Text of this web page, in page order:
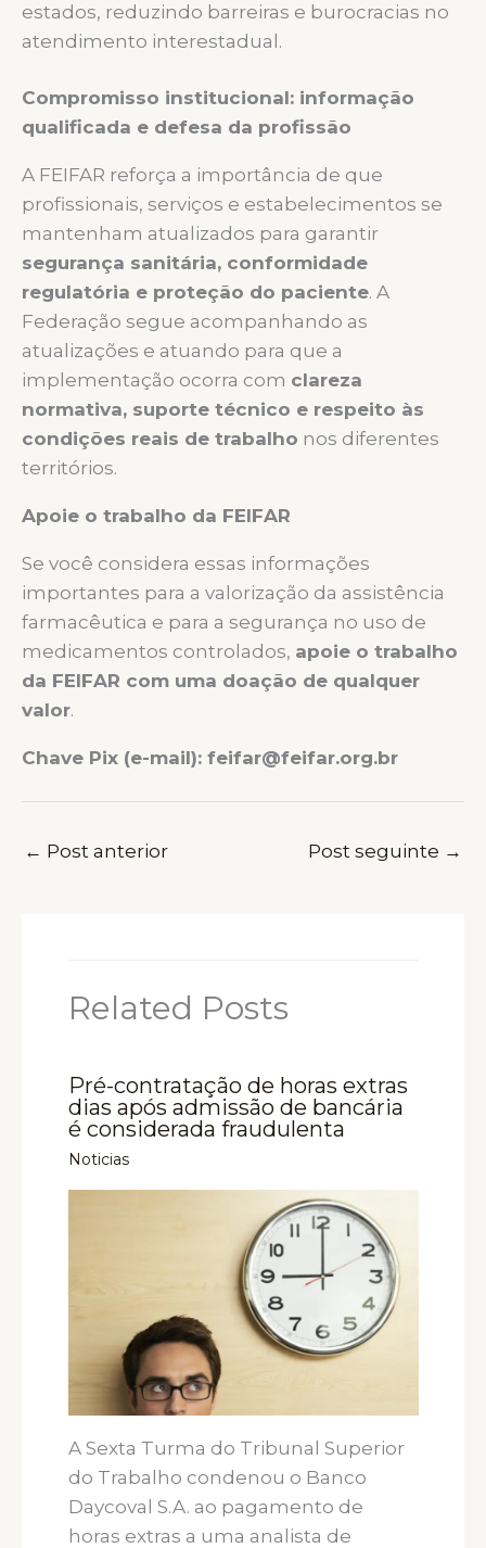
estados, reduzindo barreiras e burocracias no
atendimento interestadual.
Compromisso institucional: informação
qualificada e defesa da profissão
A FEIFAR reforça a importância de que
profissionais, serviços e estabelecimentos se
mantenham atualizados para garantir
segurança sanitária, conformidade
regulatória e proteção do paciente. A
Federação segue acompanhando as
atualizações e atuando para que a
implementação ocorra com clareza
normativa, suporte técnico e respeito às
condições reais de trabalho nos diferentes
territórios.
Apoie o trabalho da FEIFAR
Se você considera essas informações
importantes para a valorização da assistência
farmacêutica e para a segurança no uso de
medicamentos controlados, apoie o trabalho
da FEIFAR com uma doação de qualquer
valor.
Chave Pix (e-mail): feifar@feifar.org.br
← Post anterior Post seguinte →
Related Posts
Pré-contratação de horas extras
dias após admissão de bancária
é considerada fraudulenta
Noticias
A Sexta Turma do Tribunal Superior
do Trabalho condenou o Banco
Daycoval S.A. ao pagamento de
horas extras a uma analista de